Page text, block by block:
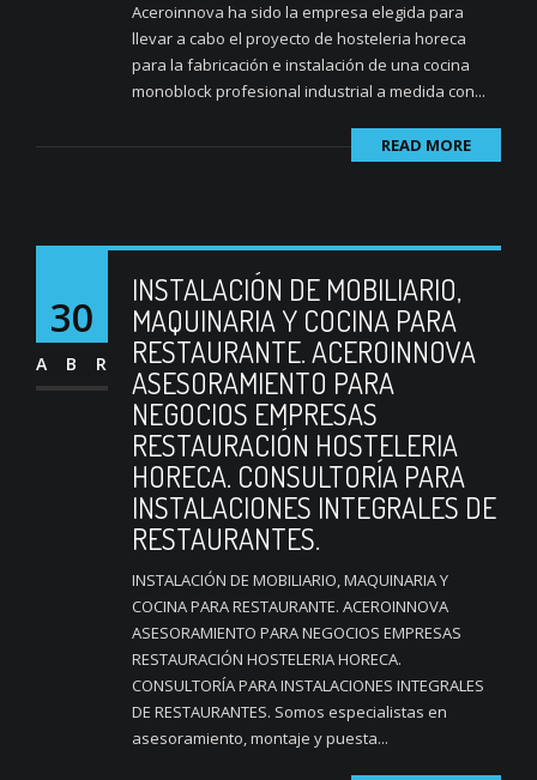
Aceroinnova ha sido la empresa elegida para
llevar a cabo el proyecto de hosteleria horeca
para la fabricación e instalación de una cocina
monoblock profesional industrial a medida con...
READ MORE
30
ABR
INSTALACIÓN DE MOBILIARIO,
MAQUINARIA Y COCINA PARA
RESTAURANTE. ACEROINNOVA
ASESORAMIENTO PARA
NEGOCIOS EMPRESAS
RESTAURACIÓN HOSTELERIA
HORECA. CONSULTORÍA PARA
INSTALACIONES INTEGRALES DE
RESTAURANTES.
INSTALACIÓN DE MOBILIARIO, MAQUINARIA Y
COCINA PARA RESTAURANTE. ACEROINNOVA
ASESORAMIENTO PARA NEGOCIOS EMPRESAS
RESTAURACIÓN HOSTELERIA HORECA.
CONSULTORÍA PARA INSTALACIONES INTEGRALES
DE RESTAURANTES. Somos especialistas en
asesoramiento, montaje y puesta...